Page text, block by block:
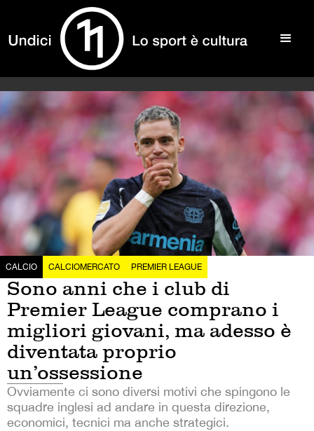
CALCIO CALCIOMERCATO PREMIER LEAGUE
Sono anni che i club di
Premier League comprano i
migliori giovani, ma adesso è
diventata proprio
un’ossessione
Ovviamente ci sono diversi motivi che spingono le
squadre inglesi ad andare in questa direzione,
economici, tecnici ma anche strategici.